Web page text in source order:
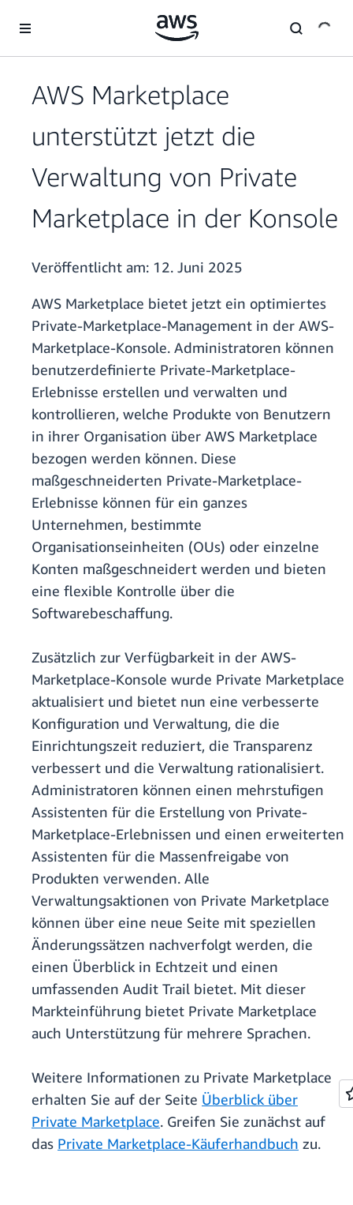
Überspringen zum Hauptinhalt
AWS Marketplace
unterstützt jetzt die
Verwaltung von Private
Marketplace in der Konsole
Veröffentlicht am: 12. Juni 2025
AWS Marketplace bietet jetzt ein optimiertes
Private-Marketplace-Management in der AWS-
Marketplace-Konsole. Administratoren können
benutzerdefinierte Private-Marketplace-
Erlebnisse erstellen und verwalten und
kontrollieren, welche Produkte von Benutzern
in ihrer Organisation über AWS Marketplace
bezogen werden können. Diese
maßgeschneiderten Private-Marketplace-
Erlebnisse können für ein ganzes
Unternehmen, bestimmte
Organisationseinheiten (OUs) oder einzelne
Konten maßgeschneidert werden und bieten
eine flexible Kontrolle über die
Softwarebeschaffung.
Zusätzlich zur Verfügbarkeit in der AWS-
Marketplace-Konsole wurde Private Marketplace
aktualisiert und bietet nun eine verbesserte
Konfiguration und Verwaltung, die die
Einrichtungszeit reduziert, die Transparenz
verbessert und die Verwaltung rationalisiert.
Administratoren können einen mehrstufigen
Assistenten für die Erstellung von Private-
Marketplace-Erlebnissen und einen erweiterten
Assistenten für die Massenfreigabe von
Produkten verwenden. Alle
Verwaltungsaktionen von Private Marketplace
können über eine neue Seite mit speziellen
Änderungssätzen nachverfolgt werden, die
einen Überblick in Echtzeit und einen
umfassenden Audit Trail bietet. Mit dieser
Markteinführung bietet Private Marketplace
auch Unterstützung für mehrere Sprachen.
Weitere Informationen zu Private Marketplace
erhalten Sie auf der Seite Überblick über
Private Marketplace. Greifen Sie zunächst auf
das Private Marketplace-Käuferhandbuch zu.